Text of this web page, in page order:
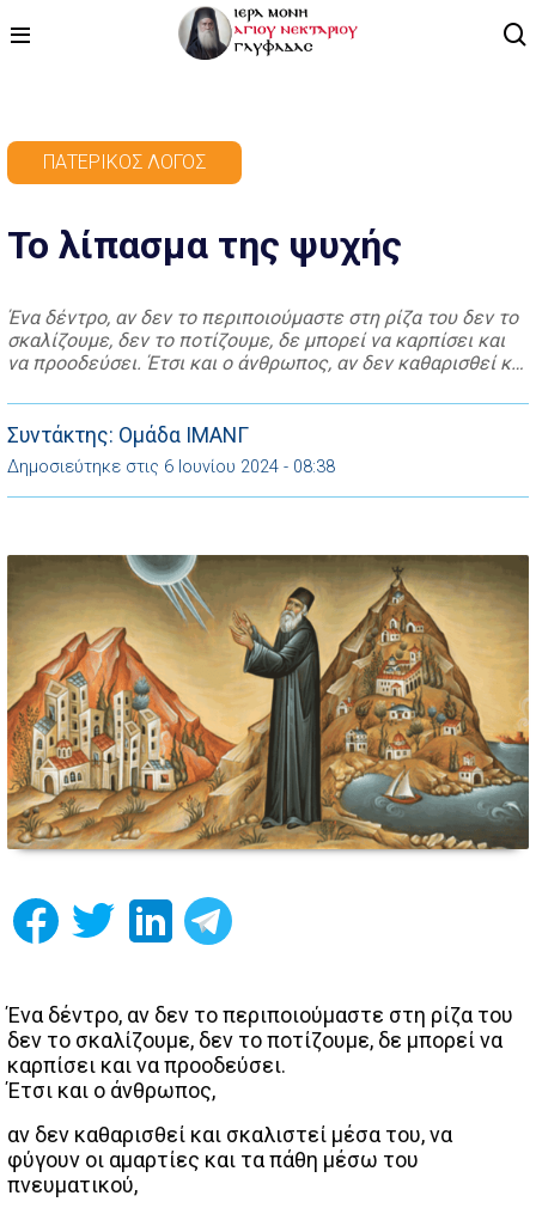
ΠΡΟΓΡΑΜΜΑ
ΒΙΝΤΕΟ
ΑΓΙΟΛΟΓΙΟ - ΒΙΟΙ ΑΓΙΩΝ
ΕΠΙΚΟΙΝΩΝΙΑ
ΠΑΤΕΡΙΚΌΣ ΛΌΓΟΣ
Το λίπασμα της ψυχής
Ένα δέντρο, αν δεν το περιποιούμαστε στη ρίζα του δεν το
σκαλίζουμε, δεν το ποτίζουμε, δε μπορεί να καρπίσει και
να προοδεύσει. Έτσι και ο άνθρωπος, αν δεν καθαρισθεί και
μέσω του πνευματικού, αν δεν θρέψει την ψυχή του με το
λίπασμα του λόγου του […]
Συντάκτης: Ομάδα ΙΜΑΝΓ
Δημοσιεύτηκε στις 6 Ιουνίου 2024 - 08:38
Ένα δέντρο, αν δεν το περιποιούμαστε στη ρίζα του
δεν το σκαλίζουμε, δεν το ποτίζουμε, δε μπορεί να
καρπίσει και να προοδεύσει.
Έτσι και ο άνθρωπος,
αν δεν καθαρισθεί και σκαλιστεί μέσα του, να
φύγουν οι αμαρτίες και τα πάθη μέσω του
πνευματικού,